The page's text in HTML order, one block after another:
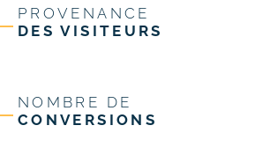
PROVENANCE
DES VISITEURS
NOMBRE DE
CONVERSIONS